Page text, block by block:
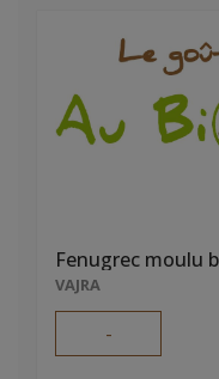
Fenugrec moulu
VAJRA
-